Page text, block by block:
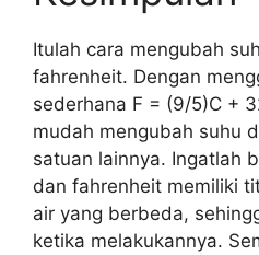
Itulah cara mengubah
fahrenheit. Dengan
sederhana F = (9/5)C +
mudah mengubah suhu
satuan lainnya. Ingatlah
dan fahrenheit memiliki
air yang berbeda,
ketika melakukannya.